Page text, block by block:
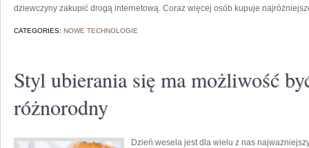
dziewczyny zakupić drogą internetową. Coraz więcej osób kupuje
CATEGORIES: NOWE TECHNOLOGIE
Styl ubierania się ma możliwość
różnorodny
Dzień wesela jest dla wielu z nas